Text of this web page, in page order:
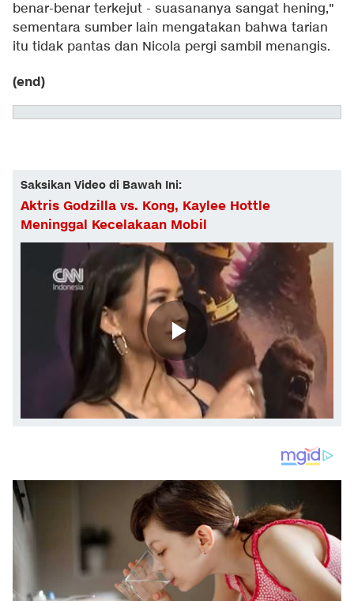
benar-benar terkejut - suasananya sangat hening,"
sementara sumber lain mengatakan bahwa tarian
itu tidak pantas dan Nicola pergi sambil menangis.
(end)
Saksikan Video di Bawah Ini:
Aktris Godzilla vs. Kong, Kaylee Hottle
Meninggal Kecelakaan Mobil